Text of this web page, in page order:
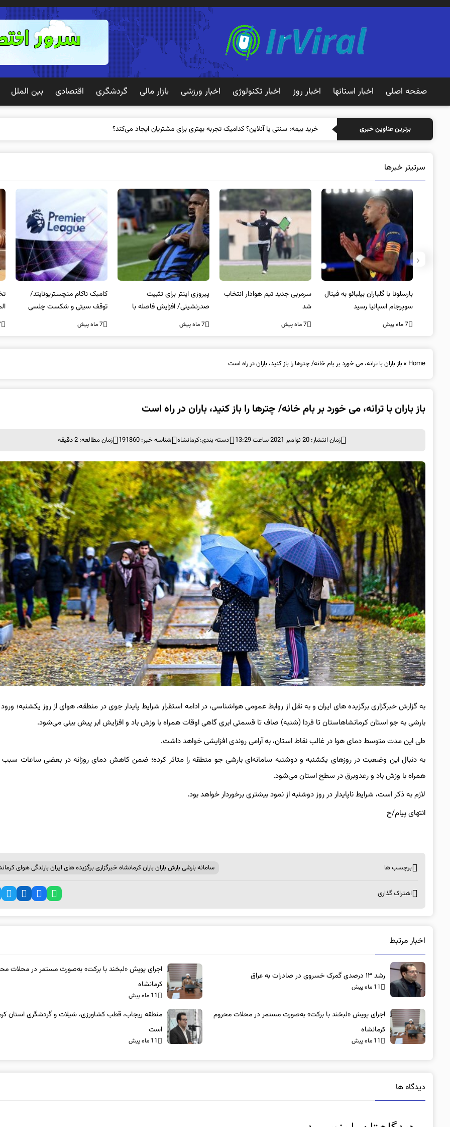
صفحه اصلی اخبار استانها اخبار روز اخبار تکنولوژی اخبار ورزشی بازار مالی گردشگری اقتصادی بین الملل
برترین عناوین خبری خر
سرتیتر خبرها
سرمربی جدید تیم هوادار انتخاب
شد
7 ماه پیش
پیروزی اینتر برای تثبیت
صدرنشینی/ افزایش فاصله با
ناپولی
7 ماه پیش
کامبک ناکام منچستریونایتد/
توقف سیتی و شکست چلسی
7 ماه پیش
تخلفات مالی در هیئت رشته‌ای
المپیکی در مازندران
7 ماه پیش 7
‹
Home
»باز باران با ترانه، می خورد بر بام خانه/ چترها را باز کنید، باران در راه است
باز باران با ترانه، می خورد بر بام خانه/ چترها را باز کنید، باران در راه است
زمان انتشار: 20 نوامبر 2021 ساعت 13:29 دسته بندی:کرمانشاه شناسه خبر: 191860 زمان مطالعه: 2 دقیقه
به گزارش خبرگزاری برگزیده های ایران و به نقل از روابط عمومی هواشناسی، در ادامه استقرار شرایط پایدار جوی در منطقه، هوای از روز یکشنبه؛
بارشی به جو استان کرمانشاهاستان تا فردا (شنبه) صاف تا قسمتی ابری گاهی اوقات همراه با وزش باد و افزایش ابر پیش بینی می‌شود.
طی این مدت متوسط دمای هوا در غالب نقاط استان، به آرامی روندی افزایشی خواهد داشت.
به دنبال این وضعیت در روز‌های یکشنبه و دوشنبه سامانه‌ای بارشی جو منطقه را متاثر کرده؛ ضمن کاهش دمای روزانه در بعضی ساعات سبب
همراه با وزش باد و رعدوبرق در سطح استان می‌شود.
لازم به ذکر است، شرایط ناپایدار در روز دوشنبه از نمود بیشتری برخوردار خواهد بود.
انتهای پیام/ح
برچسب ها سامانه بارشی بارش باران باران کرمانشاه خبرگزاری برگزیده های ایران بارندگی هوای
اشتراک گذاری
اخبار مرتبط
رشد ۱۳ درصدی گمرک خسروی در صادرات به عراق
11 ماه پیش
اجرای پویش «لبخند با برکت» به‌صورت مستمر در محلات
کرمانشاه
11 ماه پیش
اجرای پویش «لبخند با برکت» به‌صورت مستمر در محلات محروم
کرمانشاه
11 ماه پیش
منطقه ریجاب، قطب کشاورزی، شیلات و گردشگری استان
است
11 ماه پیش
دیدگاه ها